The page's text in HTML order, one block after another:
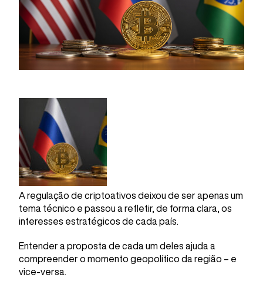
A regulação de criptoativos deixou de ser apenas um
tema técnico e passou a refletir, de forma clara, os
interesses estratégicos de cada país.
Entender a proposta de cada um deles ajuda a
compreender o momento geopolítico da região – e
vice-versa.